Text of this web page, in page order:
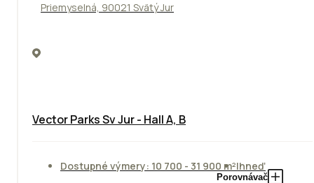
Priemyselná, 90021 Svätý Jur
Vector Parks Sv Jur - Hall A, B
Dostupné výmery: 10 700 - 31 900 m²Ihneď
Porovnávač